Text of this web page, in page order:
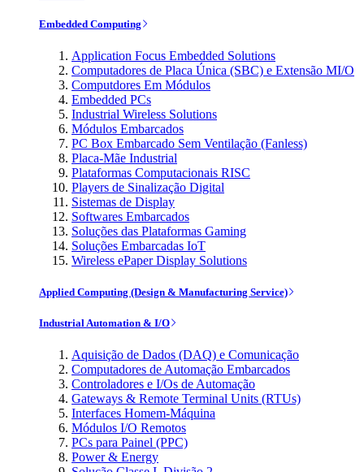
Embedded Computing
Application Focus Embedded Solutions
Computadores de Placa Única (SBC) e Extensão MI/O
Computdores Em Módulos
Embedded PCs
Industrial Wireless Solutions
Módulos Embarcados
PC Box Embarcado Sem Ventilação (Fanless)
Placa-Mãe Industrial
Plataformas Computacionais RISC
Players de Sinalização Digital
Sistemas de Display
Softwares Embarcados
Soluções das Plataformas Gaming
Soluções Embarcadas IoT
Wireless ePaper Display Solutions
Applied Computing (Design & Manufacturing Service)
Industrial Automation & I/O
Aquisição de Dados (DAQ) e Comunicação
Computadores de Automação Embarcados
Controladores e I/Os de Automação
Gateways & Remote Terminal Units (RTUs)
Interfaces Homem-Máquina
Módulos I/O Remotos
PCs para Painel (PPC)
Power & Energy